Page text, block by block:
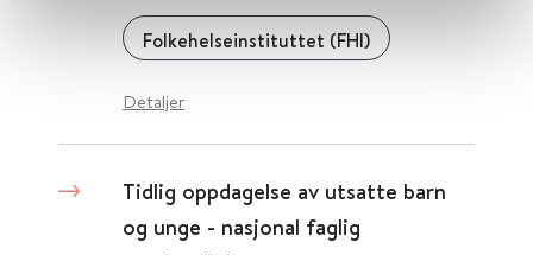
Folkehelseinstituttet (FHI)
Detaljer
Tidlig oppdagelse av utsatte barn
og unge - nasjonal faglig